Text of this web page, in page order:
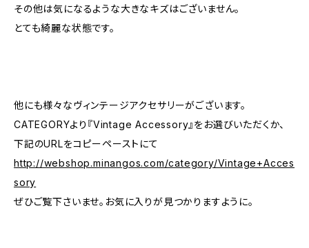
その他は気になるような大きなキズはございません。
とても綺麗な状態です。
他にも様々なヴィンテージアクセサリーがございます。
CATEGORYより『Vintage Accessory』をお選びいただくか、
下記のURLをコピーペーストにて
http://webshop.minangos.com/category/Vintage+Acces
sory
ぜひご覧下さいませ。お気に入りが見つかりますように。